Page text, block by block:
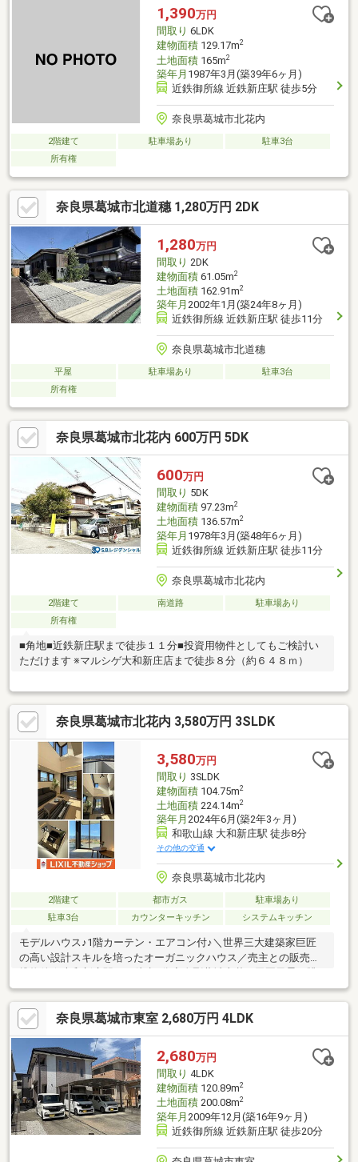
1,390万円
間取り 6LDK
建物面積129.17m2
土地面積165m2
築年月 1987年3月(築39年6ヶ月)
近鉄御所線 近鉄新庄駅 徒歩5分
奈良県葛城市北花内
2階建て 駐車場あり
駐車3台
所有権
奈良県葛城市北道穗 1,280万円 2DK
1,280万円
間取り 2DK
建物面積61.05m2
土地面積162.91m2
築年月 2002年1月(築24年8ヶ月)
近鉄御所線 近鉄新庄駅 徒歩11分
奈良県葛城市北道穗
平屋 駐車場あり
駐車3台
所有権
奈良県葛城市北花内 600万円 5DK
600万円
間取り 5DK
建物面積97.23m2
土地面積136.57m2
築年月 1978年3月(築48年6ヶ月)
近鉄御所線 近鉄新庄駅 徒歩11分
奈良県葛城市北花内
2階建て 南道路
駐車場あり
所有権
■角地■近鉄新庄駅まで徒歩１１分■投資用物件としてもご検討い
ただけます ※マルシゲ大和新庄店まで徒歩８分（約６４８ｍ）
奈良県葛城市北花内 3,580万円 3SLDK
3,580万円
間取り 3SLDK
建物面積104.75m2
土地面積224.14m2
築年月 2024年6月(築2年3ヶ月)
和歌山線 大和新庄駅 徒歩8分
その他の交通
奈良県葛城市北花内
2階建て 都市ガス
駐車場あり
駐車3台
カウンターキッチン システムキッチン
モデルハウス♪1階カーテン・エアコン付♪＼世界三大建築家巨匠
の高い設計スキルを培ったオーガニックハウス／売主との販売提
めながらのゆったり生活♪
奈良県葛城市東室 2,680万円 4LDK
2,680万円
間取り 4LDK
建物面積120.89m2
土地面積200.08m2
築年月 2009年12月(築16年9ヶ月)
近鉄御所線 近鉄新庄駅 徒歩20分